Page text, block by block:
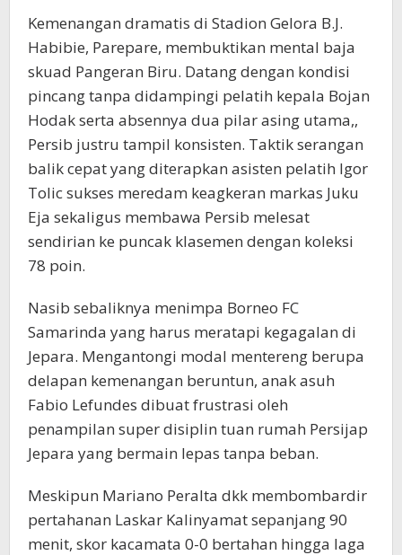
Kemenangan dramatis di Stadion Gelora B.J.
Habibie, Parepare, membuktikan mental baja
skuad Pangeran Biru. Datang dengan kondisi
pincang tanpa didampingi pelatih kepala Bojan
Hodak serta absennya dua pilar asing utama,,
Persib justru tampil konsisten. Taktik serangan
balik cepat yang diterapkan asisten pelatih Igor
Tolic sukses meredam keagkeran markas Juku
Eja sekaligus membawa Persib melesat
sendirian ke puncak klasemen dengan koleksi
78 poin.
Nasib sebaliknya menimpa Borneo FC
Samarinda yang harus meratapi kegagalan di
Jepara. Mengantongi modal mentereng berupa
delapan kemenangan beruntun, anak asuh
Fabio Lefundes dibuat frustrasi oleh
penampilan super disiplin tuan rumah Persijap
Jepara yang bermain lepas tanpa beban.
Meskipun Mariano Peralta dkk membombardir
pertahanan Laskar Kalinyamat sepanjang 90
menit, skor kacamata 0-0 bertahan hingga laga